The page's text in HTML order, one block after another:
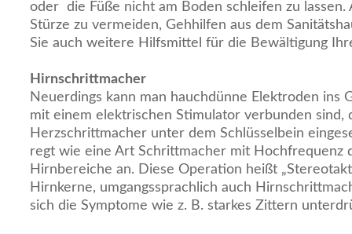
oder die Füße nicht am Boden schleifen zu lassen.
Stürze zu vermeiden, Gehhilfen aus dem
Sie auch weitere Hilfsmittel für die Bewältigung
Hirnschrittmacher
Neuerdings kann man hauchdünne Elektroden ins
mit einem elektrischen Stimulator verbunden sind,
Herzschrittmacher unter dem Schlüsselbein
regt wie eine Art Schrittmacher mit Hochfrequenz
Hirnbereiche an. Diese Operation heißt
Hirnkerne, umgangssprachlich auch
sich die Symptome wie z. B. starkes Zittern